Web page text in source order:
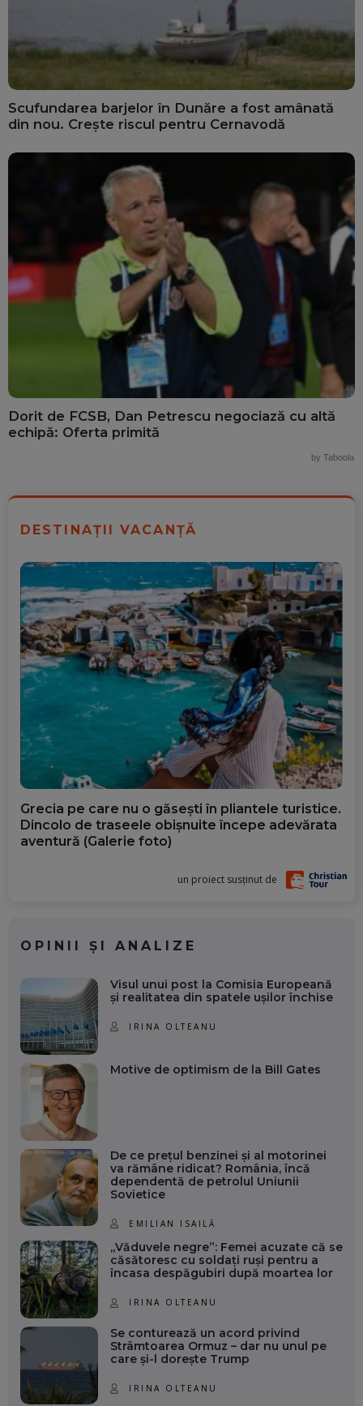
Scufundarea barjelor în Dunăre a fost amânată
din nou. Crește riscul pentru Cernavodă
Dorit de FCSB, Dan Petrescu negociază cu altă
echipă: Oferta primită
by Taboola
DESTINAȚII VACANȚĂ
Grecia pe care nu o găsești în pliantele turistice.
Dincolo de traseele obișnuite începe adevărata
aventură (Galerie foto)
un proiect susținut de
OPINII ȘI ANALIZE
Visul unui post la Comisia Europeană
și realitatea din spatele ușilor închise
IRINA OLTEANU
Motive de optimism de la Bill Gates
De ce prețul benzinei și al motorinei
va rămâne ridicat? România, încă
dependentă de petrolul Uniunii
Sovietice
EMILIAN ISAILĂ
„Văduvele negre”: Femei acuzate că se
căsătoresc cu soldați ruși pentru a
încasa despăgubiri după moartea lor
IRINA OLTEANU
Se conturează un acord privind
Strâmtoarea Ormuz – dar nu unul pe
care și-l dorește Trump
IRINA OLTEANU